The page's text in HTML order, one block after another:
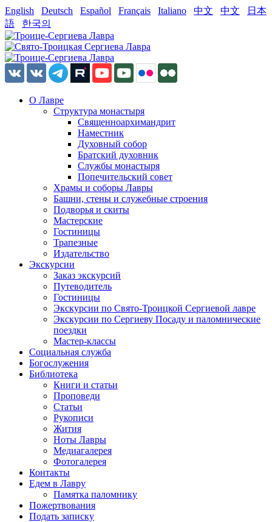
English Deutsch Español Français Italiano 中文 中文
日本
語
한국의
О Лавре
Структура монастыря
Священноархимандрит
Наместник
Духовный собор
Братский духовник
Службы монастыря
Попечительский совет
Храмы и соборы Лавры
Башни, стены и служебные строения
Подворья и скиты
Мастерские
Гостиницы
Трапезные
Издательство
Экскурсии
Заказ экскурсий
Путеводитель
Гостиницы
Экскурсии по Свято-Троицкой Сергиевой лавре
Экскурсии по Сергиеву Посаду и паломнические
поездки
Мастер-классы
Социальная служба
Богослужения
Библиотека
Книги и статьи
Проповеди
Статьи
Рукописи
Жития
Ноты Лавры
Медиагалерея
Фотогалерея
Контакты
Едем в Лавру
Памятка паломнику
Пожертвования
Подать записку